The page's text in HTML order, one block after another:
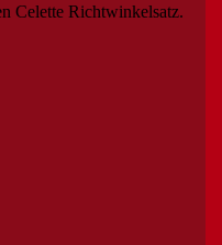
Celette Richtwinkelsatz.